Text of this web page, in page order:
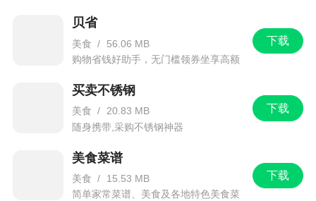
下载
贝省
美食 /
56.06 MB
购物省钱好助手，无门槛领券坐享高额
下载
买卖不锈钢
美食 /
20.83 MB
随身携带,采购不锈钢神器
下载
美食菜谱
美食 /
15.53 MB
简单家常菜谱、美食及各地特色美食菜